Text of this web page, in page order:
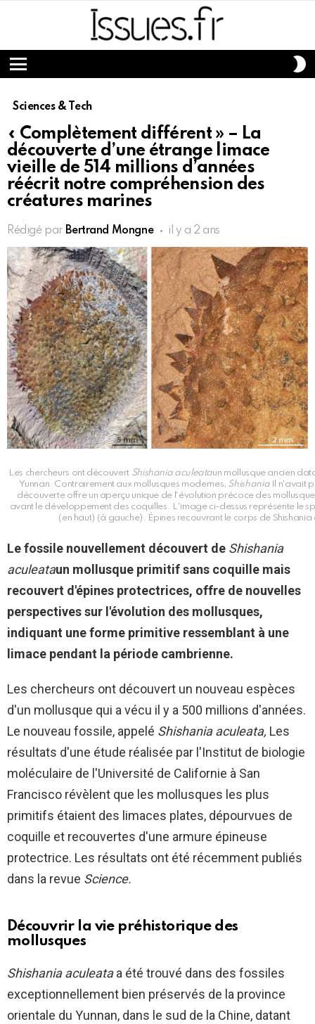
Menu
Sciences & Tech
« Complètement différent » – La
découverte d’une étrange limace
vieille de 514 millions d’années
réécrit notre compréhension des
créatures marines
Rédigé par Bertrand Mongne il y a 2 ans
Les chercheurs ont découvert Shishania aculeataun mollusque ancien
Yunnan. Contrairement aux mollusques modernes, ShishaniaIl n'avait
découverte offre un aperçu unique de l'évolution précoce des
avant le développement des coquilles. L'image ci-dessus représente le
(en haut) (à gauche). Épines recouvrant le corps de
Le fossile nouvellement découvert de Shishania
aculeataun mollusque primitif sans coquille mais
recouvert d'épines protectrices, offre de nouvelles
perspectives sur l'évolution des mollusques,
indiquant une forme primitive ressemblant à une
limace pendant la période cambrienne.
Les chercheurs ont découvert un nouveau espèces
d'un mollusque qui a vécu il y a 500 millions d'années.
Le nouveau fossile, appelé Shishania aculeata, Les
résultats d'une étude réalisée par l'Institut de biologie
moléculaire de l'Université de Californie à San
Francisco révèlent que les mollusques les plus
primitifs étaient des limaces plates, dépourvues de
coquille et recouvertes d'une armure épineuse
protectrice. Les résultats ont été récemment publiés
dans la revue Science.
Découvrir la vie préhistorique des
mollusques
Shishania aculeataa été trouvé dans des fossiles
exceptionnellement bien préservés de la province
orientale du Yunnan, dans le sud de la Chine, datant